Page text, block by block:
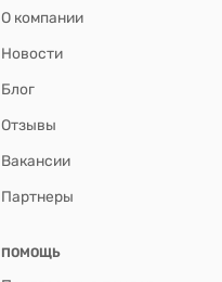
О компании
Новости
Блог
Отзывы
Вакансии
Партнеры
ПОМОЩЬ